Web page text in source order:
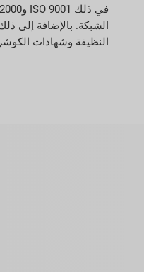
الشبكة. بالإضافة إلى
النظيفة وشهادات